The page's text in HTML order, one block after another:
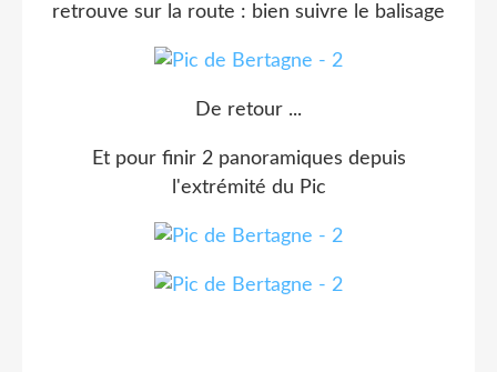
retrouve sur la route : bien suivre le balisage
De retour ...
Et pour finir 2 panoramiques depuis
l'extrémité du Pic